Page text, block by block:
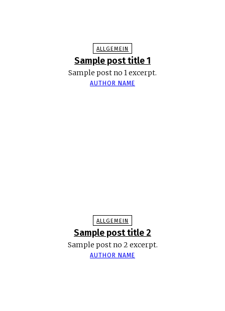
ALLGEMEIN
Sample post title 1
Sample post no 1 excerpt.
AUTHOR NAME
ALLGEMEIN
Sample post title 2
Sample post no 2 excerpt.
AUTHOR NAME